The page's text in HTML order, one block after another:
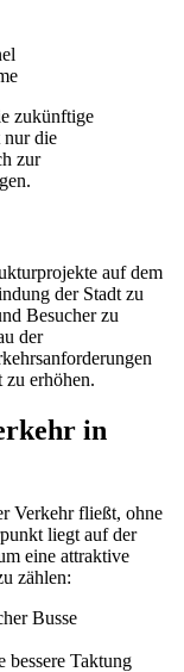
zukünftige
nur die
zur
auf dem
der Stadt zu
Besucher zu
der
zu erhöhen.
in
Verkehr fließt, ohne
liegt auf der
eine attraktive
zählen:
Busse
bessere Taktung